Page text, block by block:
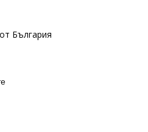
България